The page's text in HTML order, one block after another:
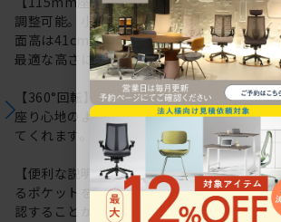
調整可能。小柄な体格の方でも快適にお座
面高は41cmから調整可能です。利用シーン
最適な高さに調整いただけます。
【360°回転】座ったままくるっと向きを変
座り心地のよさで長時間のデスクワークも
てくれます。
【便利な説明書収納ポケット】座面裏に取
るポケットを用意しています。操作方法や
認することができるので便利です。